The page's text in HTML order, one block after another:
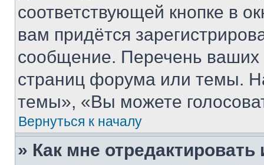
соответствующей кнопке в
вам придётся
сообщение. Перечень ваших
страниц форума или темы.
темы», «Вы можете
Вернуться к началу
» Как мне